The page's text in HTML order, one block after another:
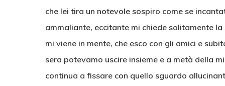
che lei tira un notevole sospiro come se
ammaliante, eccitante mi chiede solitamente
mi viene in mente, che esco con gli amici e
sera potevamo uscire insieme e a metà della
continua a fissare con quello sguardo